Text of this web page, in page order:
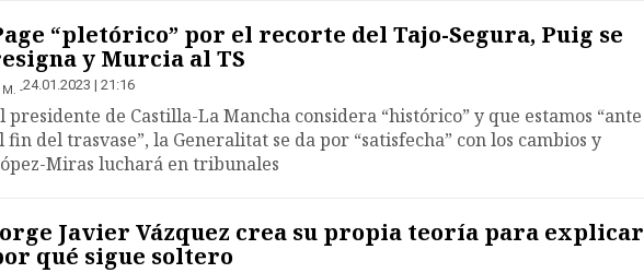
“pletórico” por el recorte del Tajo-Segura, Puig se
y Murcia al TS
M. 24.01.2023 | 21:16
presidente de Castilla-La Mancha considera “histórico” y que estamos “ante
fin del trasvase”, la Generalitat se da por “satisfecha” con los cambios y
Miras luchará en tribunales
Javier Vázquez crea su propia teoría para explicar
qué sigue soltero